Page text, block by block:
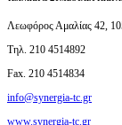
Λεωφόρος Αμαλίας 42,
Τηλ. 210 4514892
Fax. 210 4514834
info@synergia-tc.gr
www.synergia-tc.gr